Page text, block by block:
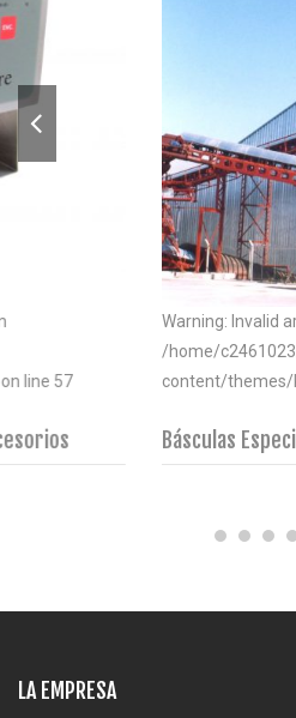
Warning: Invalid argument supplied
/home/c2461023/public_html/wp-
content/themes/konstruct/content-
Básculas Especiales
LA EMPRESA